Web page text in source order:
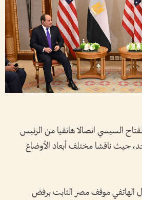
السيسي اتصالا هاتفيا من الرئيس
حيث ناقشا مختلف أبعاد الأوضاع
الهاتفي موقف مصر الثابت برفض